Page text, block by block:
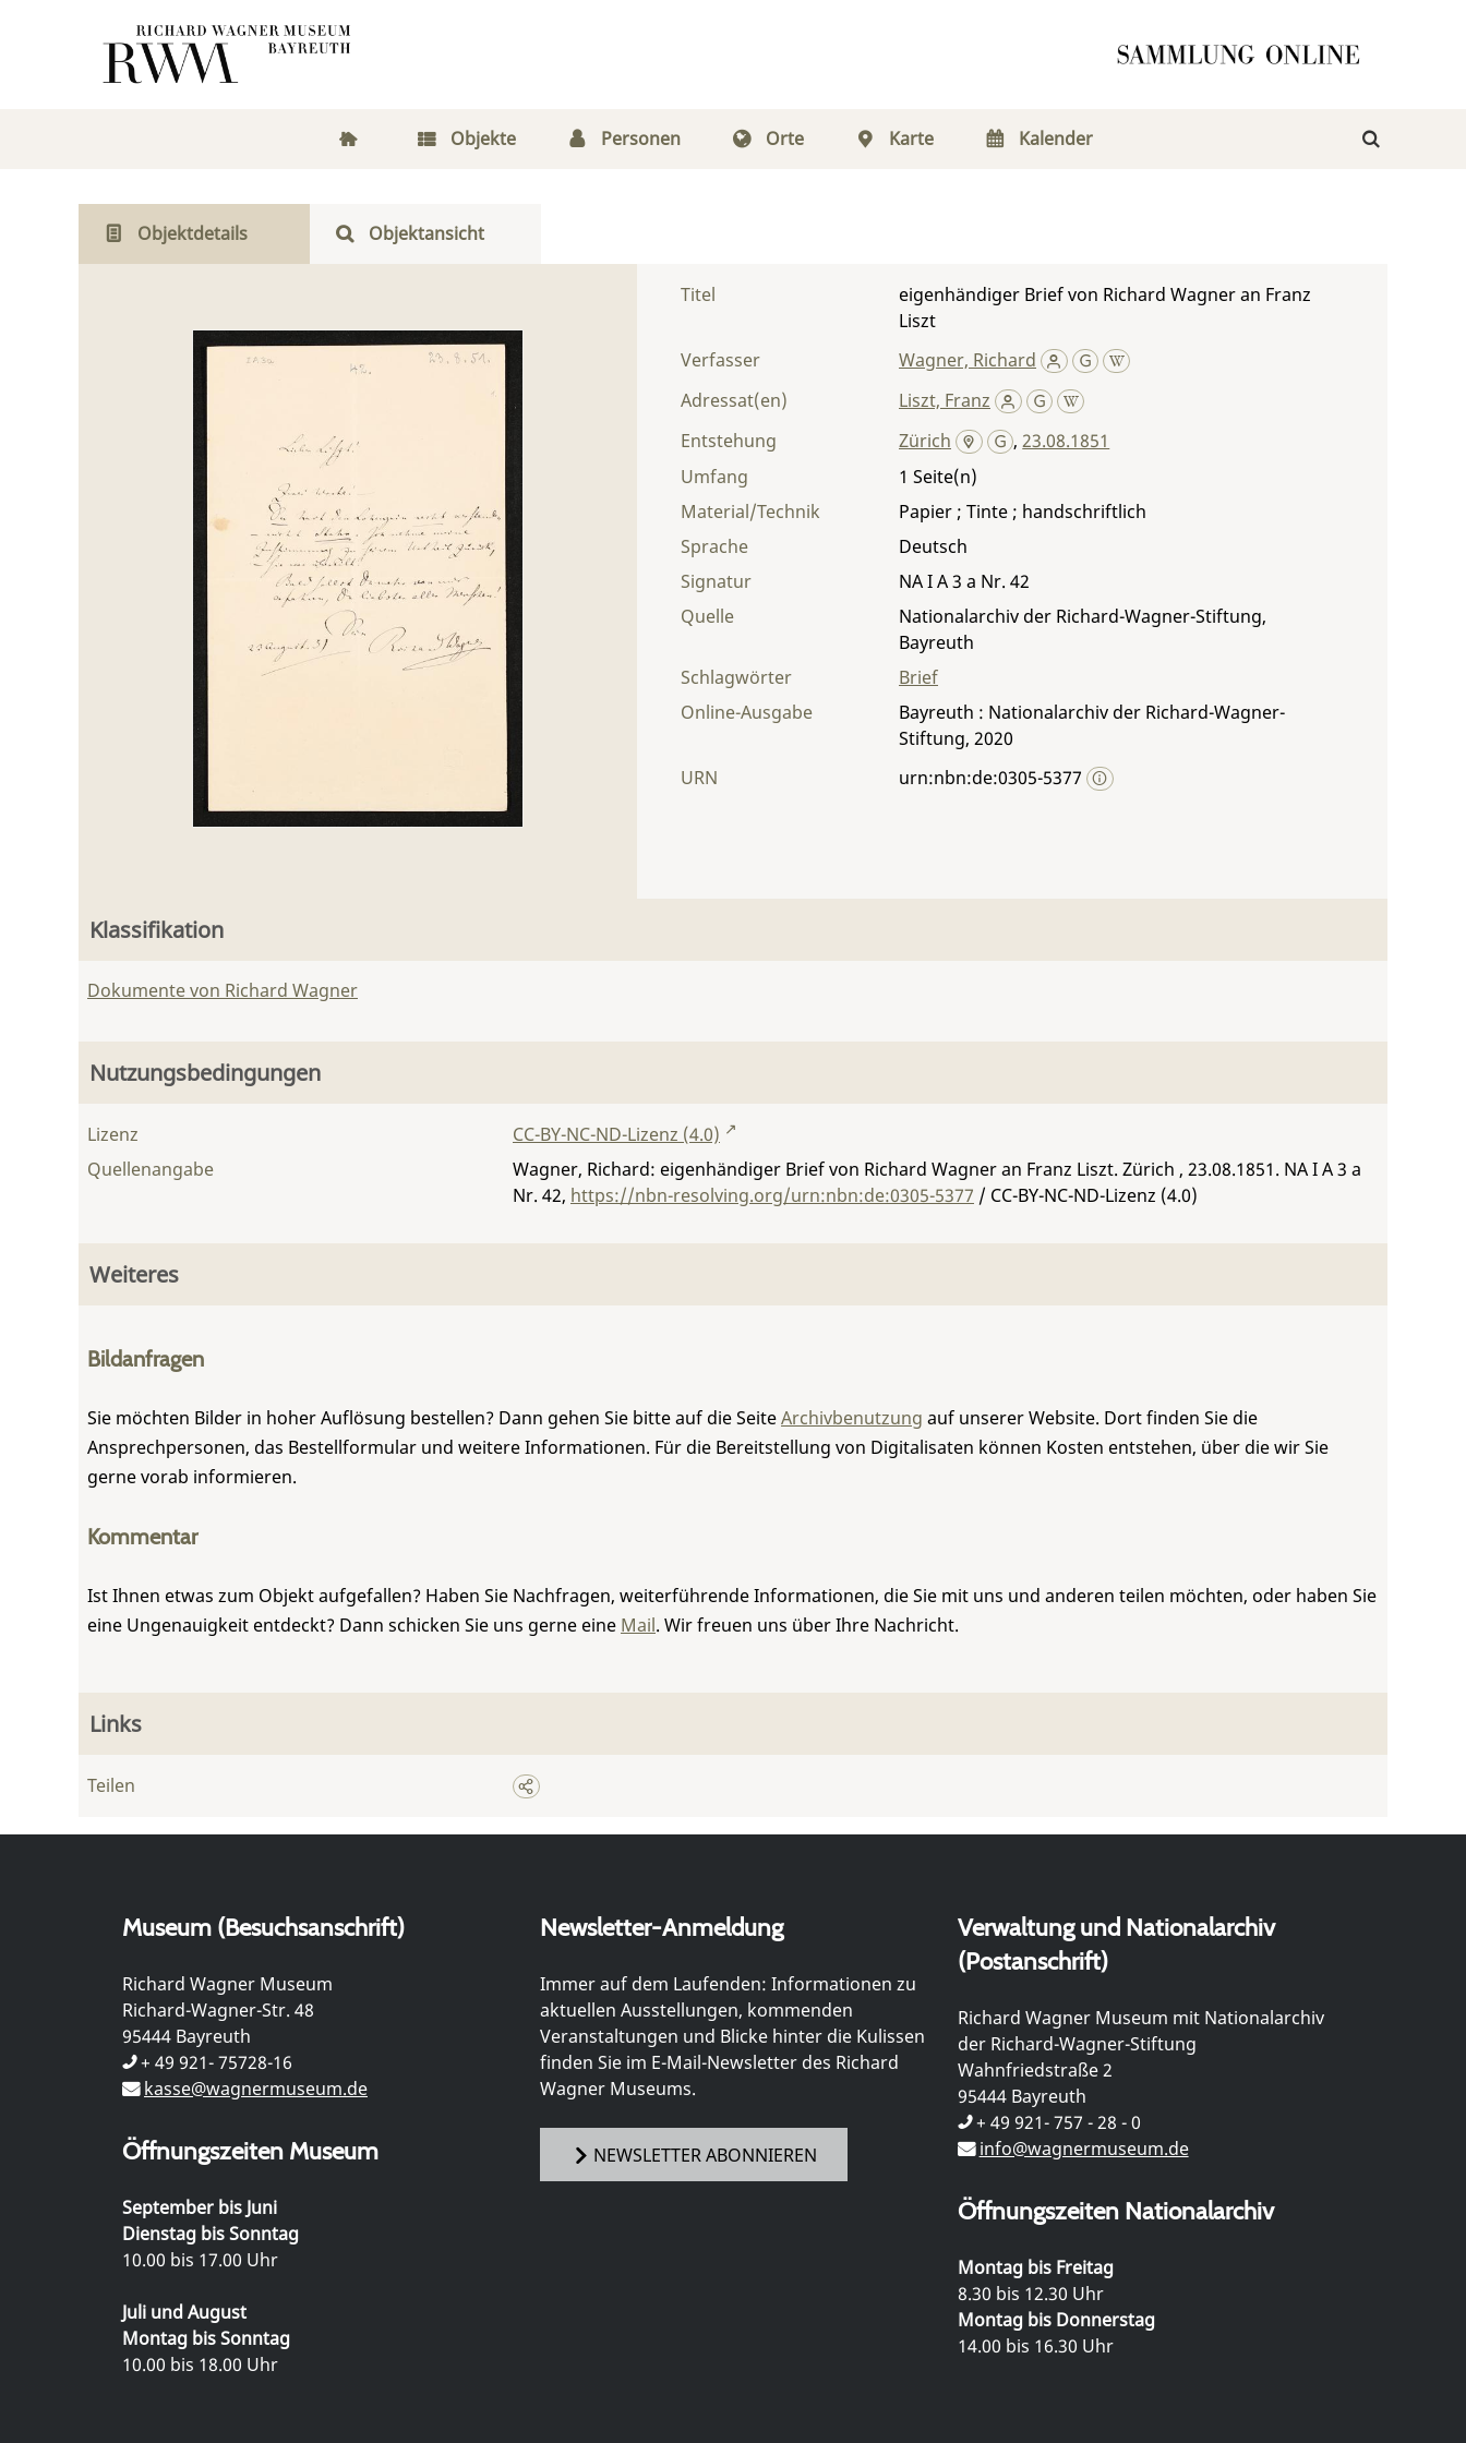
Objekte Personen Orte Karte Kalender
Objektdetails Objektansicht
Titel
eigenhändiger Brief von Richard Wagner an Franz
Liszt
Verfasser
Wagner, Richard
Adressat(en)
Liszt, Franz
Entstehung
Zürich ,23.08.1851
Umfang
1
Material/Technik
Papier ; Tinte ; handschriftlich
Sprache
Deutsch
Signatur
NA I A 3 a Nr. 42
Quelle
Nationalarchiv der Richard-Wagner-Stiftung,
Bayreuth
Schlagwörter
Brief
Online-Ausgabe
Bayreuth : Nationalarchiv der Richard-Wagner-
Stiftung, 2020
URN
urn:nbn:de:0305-5377
Klassifikation
Dokumente von Richard Wagner
Nutzungsbedingungen
Lizenz
CC-BY-NC-ND-Lizenz (4.0)
Quellenangabe
Wagner, Richard: eigenhändiger Brief von Richard Wagner an Franz Liszt. Zürich , 23.08.1851. NA I A 3 a
Nr. 42, https://nbn-resolving.org/urn:nbn:de:0305-5377 / CC-BY-NC-ND-Lizenz (4.0)
Weiteres
Bildanfragen
Sie möchten Bilder in hoher Auflösung bestellen? Dann gehen Sie bitte auf die SeiteArchivbenutzung auf unserer Website. Dort finden Sie die
Ansprechpersonen, das Bestellformular und weitere Informationen. Für die Bereitstellung von Digitalisaten können Kosten entstehen, über die wir Sie
gerne vorab informieren.
Kommentar
Ist Ihnen etwas zum Objekt aufgefallen? Haben Sie Nachfragen, weiterführende Informationen, die Sie mit uns und anderen teilen möchten, oder haben Sie
eine Ungenauigkeit entdeckt? Dann schicken Sie uns gerne eine Mail. Wir freuen uns über Ihre Nachricht.
Links
Teilen
Museum (Besuchsanschrift)
Richard Wagner Museum
Richard-Wagner-Str. 48
95444 Bayreuth
+ 49 921- 75728-16
kasse@wagnermuseum.de
Öffnungszeiten Museum
September bis Juni
Dienstag bis Sonntag
10.00 bis 17.00 Uhr
Juli und August
Montag bis Sonntag
10.00 bis 18.00 Uhr
Newsletter-Anmeldung
Immer auf dem Laufenden: Informationen zu
aktuellen Ausstellungen, kommenden
Veranstaltungen und Blicke hinter die Kulissen
finden Sie im E-Mail-Newsletter des Richard
Wagner Museums.
NEWSLETTER ABONNIEREN
Verwaltung und Nationalarchiv
(Postanschrift)
Richard Wagner Museum mit Nationalarchiv
der Richard-Wagner-Stiftung
Wahnfriedstraße 2
95444 Bayreuth
+ 49 921- 757 - 28 - 0
info@wagnermuseum.de
Öffnungszeiten Nationalarchiv
Montag bis Freitag
8.30 bis 12.30 Uhr
Montag bis Donnerstag
14.00 bis 16.30 Uhr